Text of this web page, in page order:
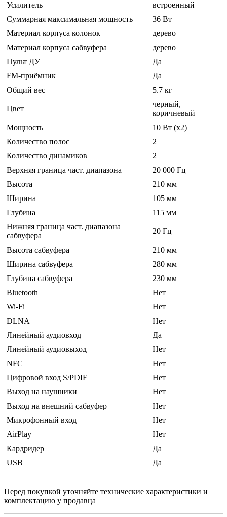
Усилитель
встроенный
Суммарная максимальная мощность
36 Вт
Материал корпуса колонок
дерево
Материал корпуса сабвуфера
дерево
Пульт ДУ
Да
FM-приёмник
Да
Общий вес
5.7 кг
Цвет
черный,
коричневый
Мощность
10 Вт (x2)
Количество полос
2
Количество динамиков
2
Верхняя граница част. диапазона
20 000 Гц
Высота
210 мм
Ширина
105 мм
Глубина
115 мм
Нижняя граница част. диапазона
сабвуфера
20 Гц
Высота сабвуфера
210 мм
Ширина сабвуфера
280 мм
Глубина сабвуфера
230 мм
Bluetooth
Нет
Wi-Fi
Нет
DLNA
Нет
Линейный аудиовход
Да
Линейный аудиовыход
Нет
NFC
Нет
Цифровой вход S/PDIF
Нет
Выход на наушники
Нет
Выход на внешний сабвуфер
Нет
Микрофонный вход
Нет
AirPlay
Нет
Кардридер
Да
USB
Да
Перед покупкой уточняйте технические характеристики и
комплектацию у продавца